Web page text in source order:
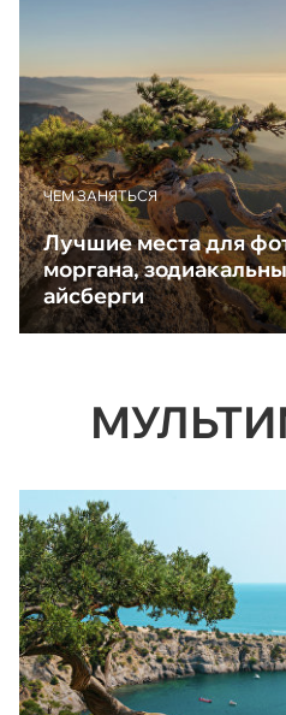
ЧЕМ ЗАНЯТЬСЯ
Лучшие места для
моргана,
айсберги